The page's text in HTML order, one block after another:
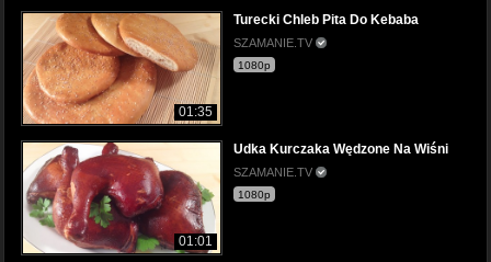
01:35
Turecki Chleb Pita Do Kebaba
SZAMANIE.TV
1080p
01:01
Udka Kurczaka Wędzone Na Wiśni
SZAMANIE.TV
1080p